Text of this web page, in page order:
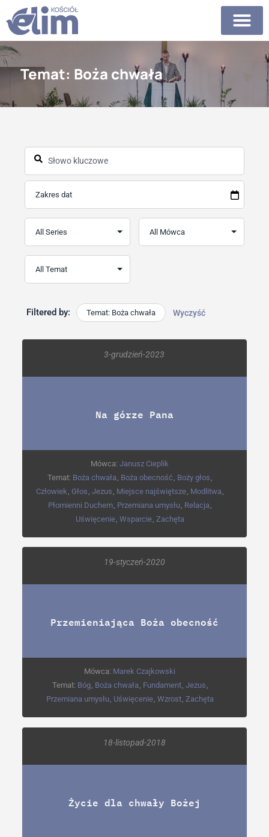
Temat: Boża chwała
Filtered by: Temat: Boża chwała Wyczyść
3-grudzień-2023
Na górze Pana
Mówca:Janusz Cieplik
Temat: Boża chwała Boża obecność Boży głos
Człowiek Głos ,Jezus Miejsce najświętsze Modlitwa
Płomienni Duchem Przemiana umysłu Relacja
Uświęcenie Wsparcie Zachęta
19-styczeń-2020
Przemieniająca Boża obecność
Mówca: Marek Czajkowski
Temat: Bóg, Boża chwała, Fundament, Jezus ,
Przemiana umysłu, Uświęcenie, Wzrost, Zachęta
18-listopad-2018
Życie dla chwały Bożej